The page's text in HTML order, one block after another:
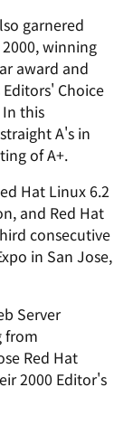
garnered
winning
award and
Choice
this
A's in
of A+.
Hat Linux 6.2
and Red Hat
consecutive
in San Jose,
Server
from
Red Hat
2000 Editor's